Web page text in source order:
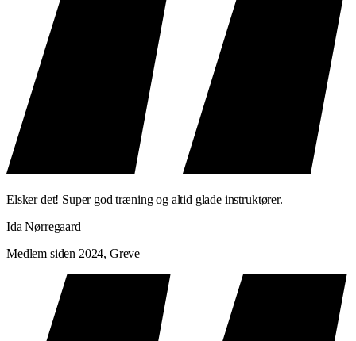
Elsker det! Super god træning og altid glade instruktører.
Ida Nørregaard
Medlem siden 2024, Greve